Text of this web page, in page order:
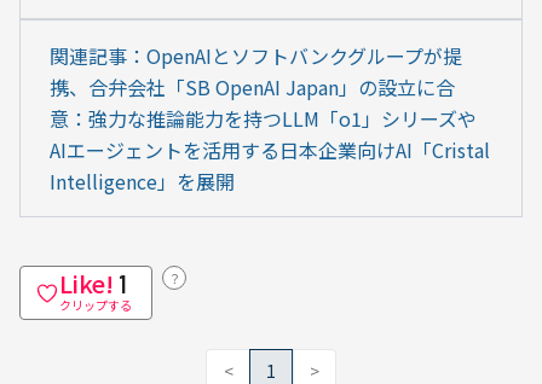
関連記事：OpenAIとソフトバンクグループが提
携、合弁会社「SB OpenAI Japan」の設立に合
意：強力な推論能力を持つLLM「o1」シリーズや
AIエージェントを活用する日本企業向けAI「Cristal
Intelligence」を展開
Like! 1
クリップする
？
< 1 >